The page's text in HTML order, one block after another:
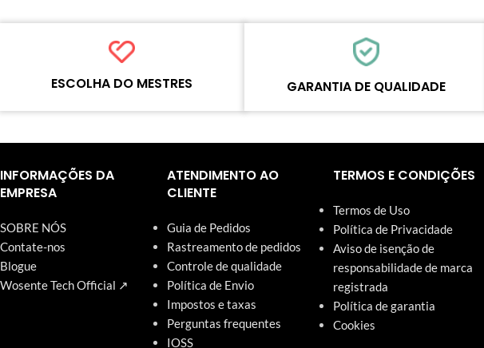
ESCOLHA DO MESTRES
testado e selecionado pelos mestres da
diárias do negócio de reparos.
GARANTIA DE QUALIDADE
processos padronizados de controle de
nosso site têm garantia de um ano.
INFORMAÇÕES DA
EMPRESA
SOBRE NÓS
Contate-nos
Blogue
Wosente Tech Official ↗
ATENDIMENTO AO
CLIENTE
Guia de Pedidos
Rastreamento de pedidos
Controle de qualidade
Política de Envio
Impostos e taxas
Perguntas frequentes
IOSS
TERMOS E CONDIÇÕES
Termos de Uso
Política de Privacidade
Aviso de isenção de
responsabilidade de marca
registrada
Política de garantia
Cookies